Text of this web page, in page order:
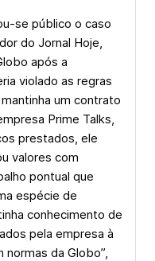
se público o caso
do Jornal Hoje,
após a
violado as regras
um contrato
Prime Talks,
prestados, ele
valores com
pontual que
espécie de
conhecimento de
pela empresa à
normas da Globo”,